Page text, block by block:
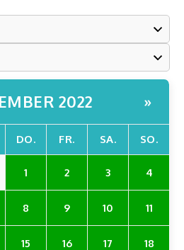
2022 »
DO. FR. SA. SO.
1 2 3 4
8 9 10 11
15 16 17 18